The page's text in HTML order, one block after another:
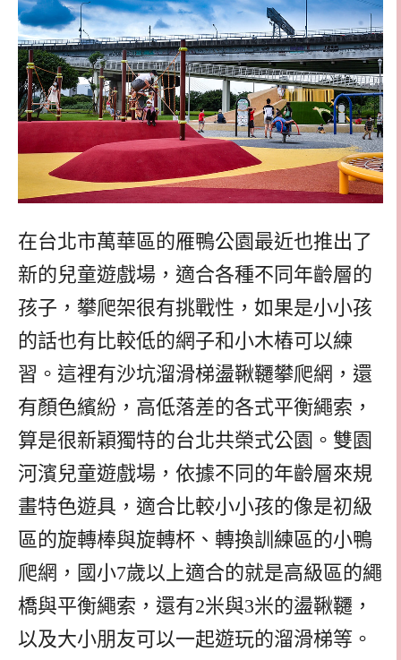
在台北市萬華區的雁鴨公園最近也推出了
新的兒童遊戲場，適合各種不同年齡層的
孩子，攀爬架很有挑戰性，如果是小小孩
的話也有比較低的網子和小木樁可以練
習。這裡有沙坑溜滑梯盪鞦韆攀爬網，還
有顏色繽紛，高低落差的各式平衡繩索，
算是很新穎獨特的台北共榮式公園。雙園
河濱兒童遊戲場，依據不同的年齡層來規
畫特色遊具，適合比較小小孩的像是初級
區的旋轉棒與旋轉杯、轉換訓練區的小鴨
爬網，國小7歲以上適合的就是高級區的繩
橋與平衡繩索，還有2米與3米的盪鞦韆，
以及大小朋友可以一起遊玩的溜滑梯等。